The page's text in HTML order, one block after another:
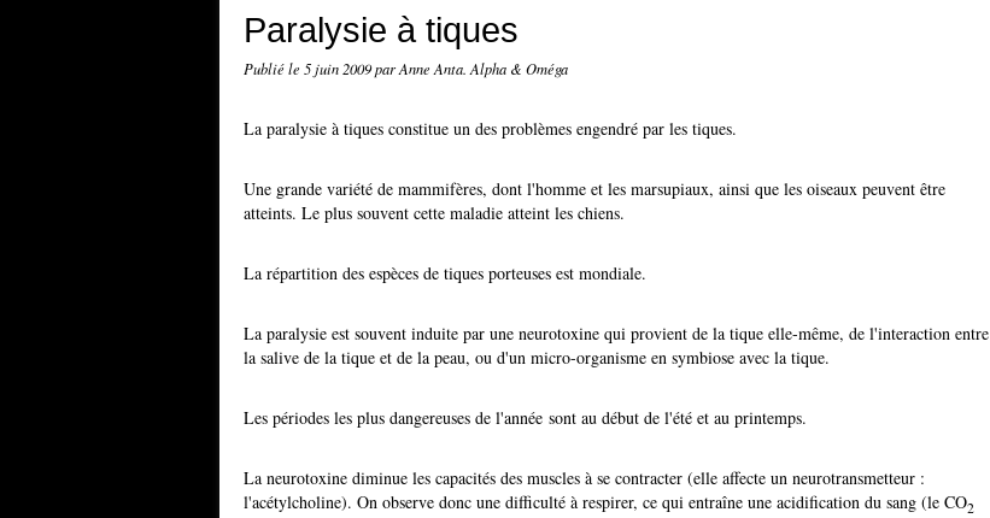
Paralysie à tiques
Publié le 5 juin 2009par Anne Anta. Alpha & Oméga
La paralysie à tiques constitue un des problèmes engendré par les tiques.
Une grande variété de mammifères, dont l'homme et les marsupiaux, ainsi que les oiseaux peuvent être
atteints. Le plus souvent cette maladie atteint les chiens.
La répartition des espèces de tiques porteuses est mondiale.
La paralysie est souvent induite par une neurotoxine qui provient de la tique elle-même, de l'interaction entre
la salive de la tique et de la peau, ou d'un micro-organisme en symbiose avec la tique.
Les périodes les plus dangereuses de l'année sont au début de l'été et au printemps.
La neurotoxine diminue les capacités des muscles à se contracter (elle affecte un neurotransmetteur :
l'acétylcholine). On observe donc une difficulté à respirer, ce qui entraîne une acidification du sang (le CO2